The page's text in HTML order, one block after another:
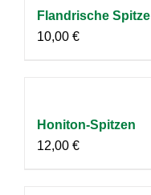
Flandrische Spitze
10,00 €
Honiton-Spitzen
12,00 €